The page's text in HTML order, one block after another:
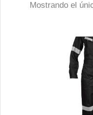
Mostrando el